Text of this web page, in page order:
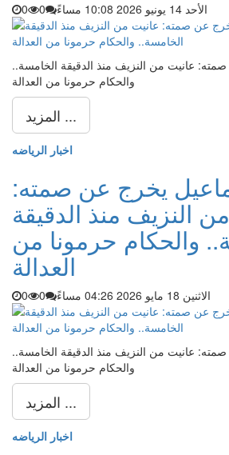
الأحد 14 يونيو 2026 10:08 مساءً 0
0
عانيت من النزيف منذ الدقيقة الخامسة..
والحكام حرمونا من العدالة
المزيد ...
اخبار الرياضه
يخرج عن صمته:
النزيف منذ الدقيقة
والحكام حرمونا من
العدالة
الاثنين 18 مايو 2026 04:26 مساءً 0
0
عانيت من النزيف منذ الدقيقة الخامسة..
والحكام حرمونا من العدالة
المزيد ...
اخبار الرياضه